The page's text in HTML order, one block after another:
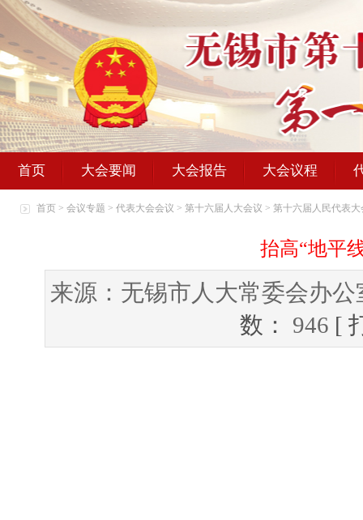
首页 大会要闻 大会报告 大会议程
首页 > 会议专题 > 代表大会会议 > 第十六届人大会议 > 第十六届人民代表
抬高“地平
来源：无锡市人大常委会办
数： 946 [